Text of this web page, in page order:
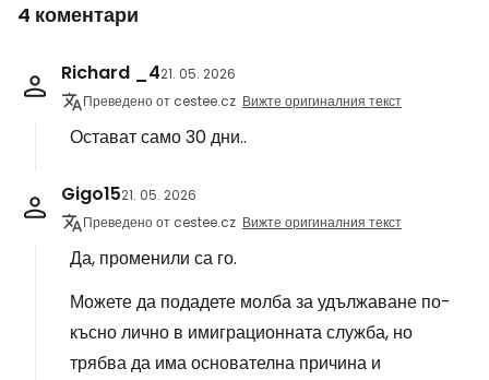
4 коментари
Richard _421. 05. 2026
Преведено от cestee.cz Вижте оригиналния текст
Остават само 30 дни..
Gigo1521. 05. 2026
Преведено от cestee.cz Вижте оригиналния текст
Да, променили са го.
Можете да подадете молба за удължаване по-
късно лично в имиграционната служба, но
трябва да има основателна причина и